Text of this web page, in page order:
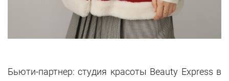
Бьюти-партнер: студия красоты Beauty Express в